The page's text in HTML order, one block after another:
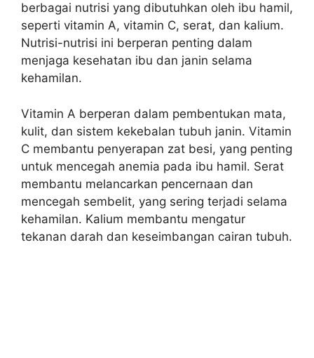
berbagai nutrisi yang dibutuhkan oleh ibu hamil,
seperti vitamin A, vitamin C, serat, dan kalium.
Nutrisi-nutrisi ini berperan penting dalam
menjaga kesehatan ibu dan janin selama
kehamilan.
Vitamin A berperan dalam pembentukan mata,
kulit, dan sistem kekebalan tubuh janin. Vitamin
C membantu penyerapan zat besi, yang penting
untuk mencegah anemia pada ibu hamil. Serat
membantu melancarkan pencernaan dan
mencegah sembelit, yang sering terjadi selama
kehamilan. Kalium membantu mengatur
tekanan darah dan keseimbangan cairan tubuh.